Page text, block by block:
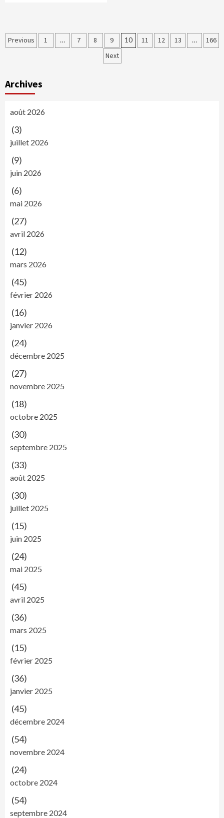
Navigation
Previous 1 … 7 8 9 10 11 12 13 …
166
Next
Archives
août 2026
(3)
juillet 2026
(9)
juin 2026
(6)
mai 2026
(27)
avril 2026
(12)
mars 2026
(45)
février 2026
(16)
janvier 2026
(24)
décembre 2025
(27)
novembre 2025
(18)
octobre 2025
(30)
septembre 2025
(33)
août 2025
(30)
juillet 2025
(15)
juin 2025
(24)
mai 2025
(45)
avril 2025
(36)
mars 2025
(15)
février 2025
(36)
janvier 2025
(45)
décembre 2024
(54)
novembre 2024
(24)
octobre 2024
(54)
septembre 2024